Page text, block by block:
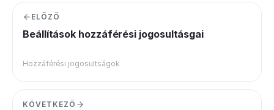
ELŐZŐ
Beállítások hozzáférési jogosultásgai
Hozzáférési jogosultságok
KÖVETKEZŐ